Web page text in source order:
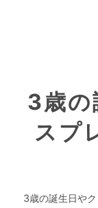
3歳の
スプ
3歳の誕生日や